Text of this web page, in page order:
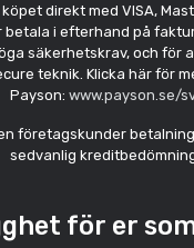
direkt med VISA,
i efterhand på
säkerhetskrav, och för
teknik. Klicka här för
Payson: www.payson.se/
företagskunder
sedvanlig
för er